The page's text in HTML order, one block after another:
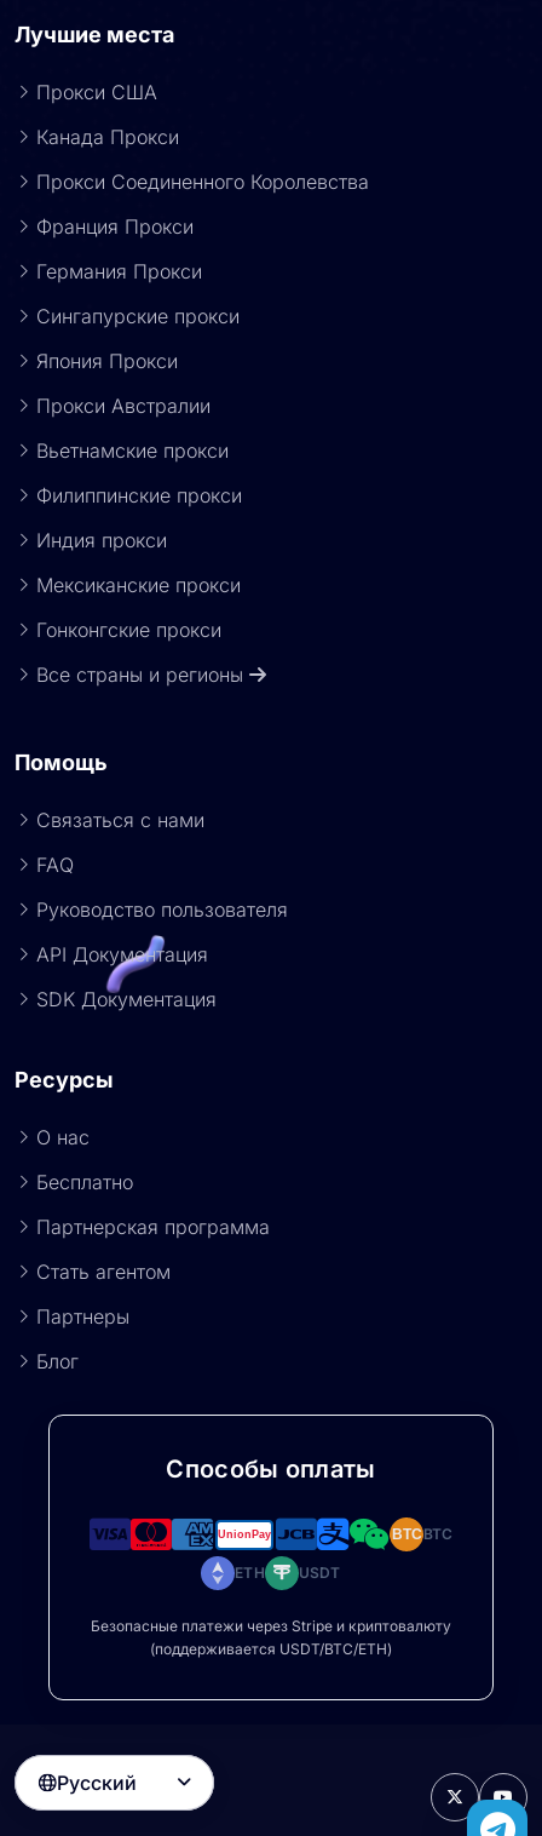
Лучшие места
Прокси США
Канада Прокси
Прокси Соединенного Королевства
Франция Прокси
Германия Прокси
Сингапурские прокси
Япония Прокси
Прокси Австралии
Вьетнамские прокси
Филиппинские прокси
Индия прокси
Мексиканские прокси
Гонконгские прокси
Все страны и регионы
Помощь
Связаться с нами
FAQ
Руководство пользователя
API Документация
SDK Документация
Ресурсы
О нас
Бесплатно
Партнерская программа
Стать агентом
Партнеры
Блог
Способы оплаты
BTCBTC
ETH USDT
Безопасные платежи через Stripe и криптовалюту
(поддерживается USDT/BTC/ETH)
Русский 